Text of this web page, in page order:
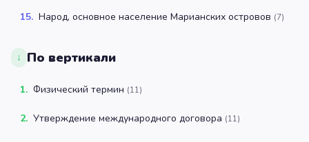
15. Народ, основное население Марианских островов (7)
↓ По вертикали
1. Физический термин (11)
2. Утверждение международного договора (11)